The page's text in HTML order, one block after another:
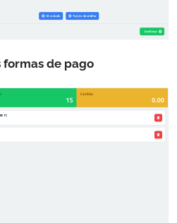
formas de pago